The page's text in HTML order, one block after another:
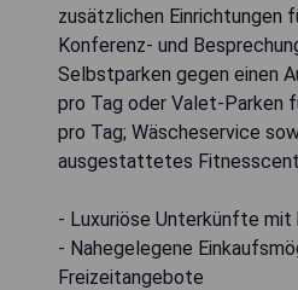
zusätzlichen Einrichtungen
Konferenz- und
Selbstparken gegen einen
pro Tag oder Valet-Parken
pro Tag; Wäscheservice
ausgestattetes
- Luxuriöse Unterkünfte mit
- Nahegelegene
Freizeitangebote